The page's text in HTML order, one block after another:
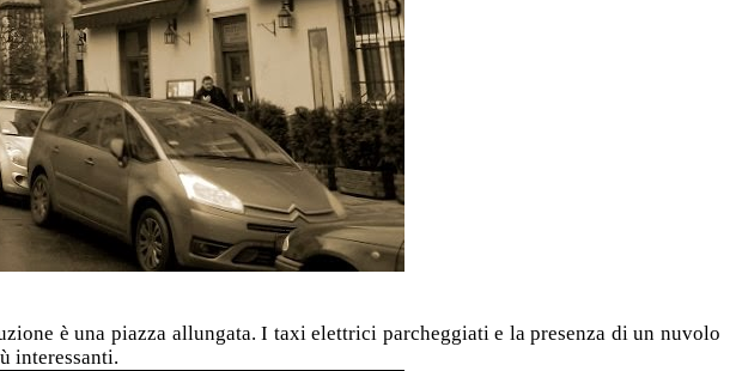
è una piazza allungata. I taxi elettrici parcheggiati e la presenza di un nuvolo
interessanti.